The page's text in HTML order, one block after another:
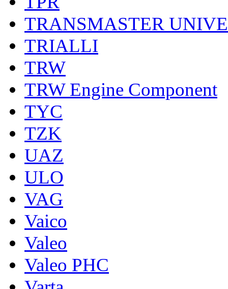
TRANSMASTER
TRIALLI
TRW
TRW Engine Component
TYC
TZK
UAZ
ULO
VAG
Vaico
Valeo
Valeo PHC